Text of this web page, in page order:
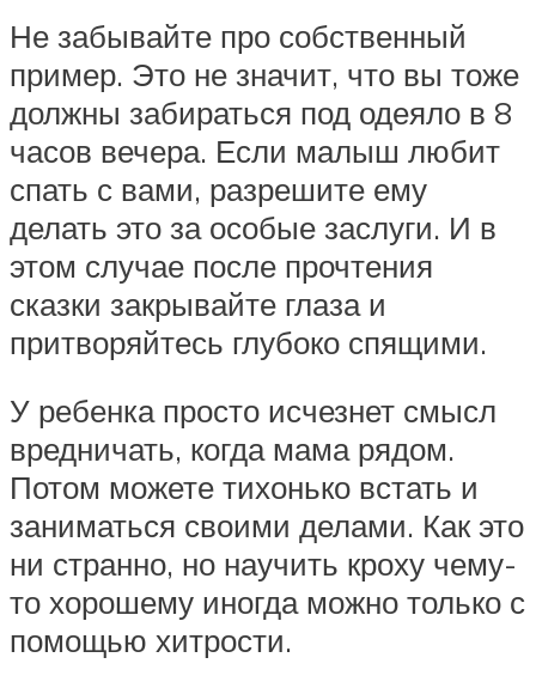
Не забывайте про собственный
пример. Это не значит, что вы тоже
должны забираться под одеяло в 8
часов вечера. Если малыш любит
спать с вами, разрешите ему
делать это за особые заслуги. И в
этом случае после прочтения
сказки закрывайте глаза и
притворяйтесь глубоко спящими.
У ребенка просто исчезнет смысл
вредничать, когда мама рядом.
Потом можете тихонько встать и
заниматься своими делами. Как это
ни странно, но научить кроху чему-
то хорошему иногда можно только с
помощью хитрости.